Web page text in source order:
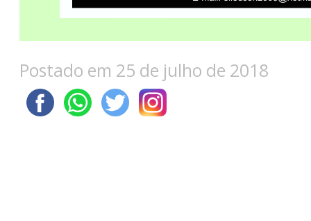
Postado em 25 de julho de 2018